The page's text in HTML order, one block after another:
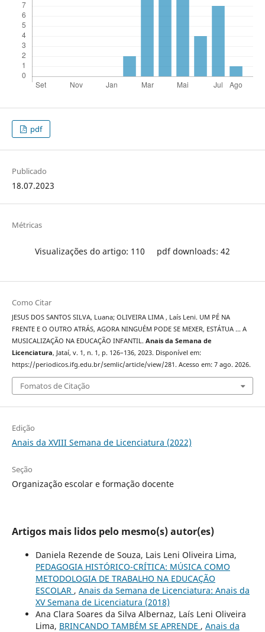
pdf
Publicado
18.07.2023
Métricas
Visualizações do artigo: 110 pdf downloads: 42
Como Citar
JESUS DOS SANTOS SILVA, Luana; OLIVEIRA LIMA , Laís Leni. UM PÉ NA
FRENTE E O OUTRO ATRÁS, AGORA NINGUÉM PODE SE MEXER, ESTÁTUA ... A
MUSICALIZAÇÃO NA EDUCAÇÃO INFANTIL. Anais da Semana de
Licenciatura, Jataí, v. 1, n. 1, p. 126–136, 2023. Disponível em:
https://periodicos.ifg.edu.br/semlic/article/view/281. Acesso em: 7 ago. 2026.
Fomatos de Citação
Edição
Anais da XVIII Semana de Licenciatura (2022)
Seção
Organização escolar e formação docente
Artigos mais lidos pelo mesmo(s) autor(es)
Daniela Rezende de Souza, Lais Leni Oliveira Lima,
PEDAGOGIA HISTÓRICO-CRÍTICA: MÚSICA COMO
METODOLOGIA DE TRABALHO NA EDUCAÇÃO
ESCOLAR , Anais da Semana de Licenciatura: Anais da
XV Semana de Licenciatura (2018)
Ana Clara Soares da Silva Albernaz, Laís Leni Oliveira
Lima, BRINCANDO TAMBÉM SE APRENDE , Anais da